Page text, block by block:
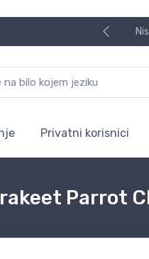
Privatni korisnici
Parrot